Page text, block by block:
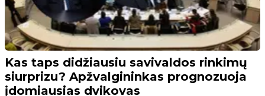
Kas taps didžiausiu savivaldos rinkimų
siurprizu? Apžvalgininkas prognozuoja
įdomiausias dvikovas